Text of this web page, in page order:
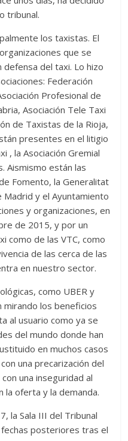
tribunal.
los taxistas. El
que se
del taxi. Lo hizo
Federación
Profesional de
Asociación Tele Taxi
de Taxistas de la Rioja,
presentes en el litigio
, la Asociación Gremial
Aismismo están las
Fomento, la Generalitat
Madrid y el Ayuntamiento
y organizaciones, en
de 2015, y por un
como de las VTC, como
de las cerca de las
en nuestro sector.
como UBER y
los beneficios
al usuario como ya se
del mundo donde han
en muchos casos
una precarización del
una inseguridad al
la oferta y la demanda.
la Sala III del Tribunal
posteriores tras el